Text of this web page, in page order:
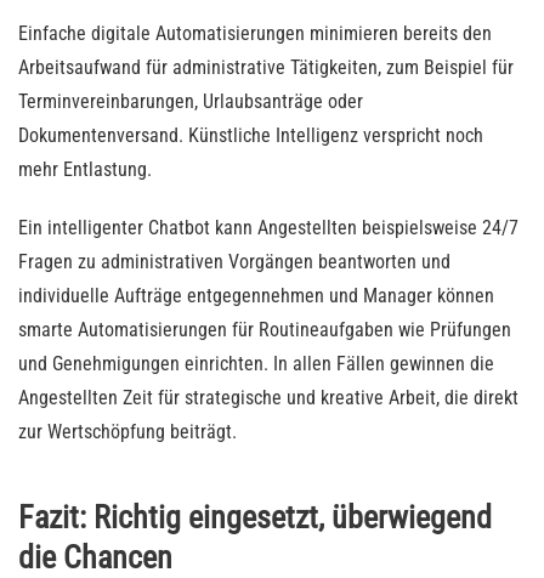
Einfache digitale Automatisierungen minimieren bereits den
Arbeitsaufwand für administrative Tätigkeiten, zum Beispiel für
Terminvereinbarungen, Urlaubsanträge oder
Dokumentenversand. Künstliche Intelligenz verspricht noch
mehr Entlastung.
Ein intelligenter Chatbot kann Angestellten beispielsweise 24/7
Fragen zu administrativen Vorgängen beantworten und
individuelle Aufträge entgegennehmen und Manager können
smarte Automatisierungen für Routineaufgaben wie Prüfungen
und Genehmigungen einrichten. In allen Fällen gewinnen die
Angestellten Zeit für strategische und kreative Arbeit, die direkt
zur Wertschöpfung beiträgt.
Fazit: Richtig eingesetzt, überwiegend
die Chancen